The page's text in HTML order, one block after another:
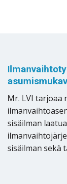
Mr. LVI tarjoaa
sisäilman
sisäilman sekä